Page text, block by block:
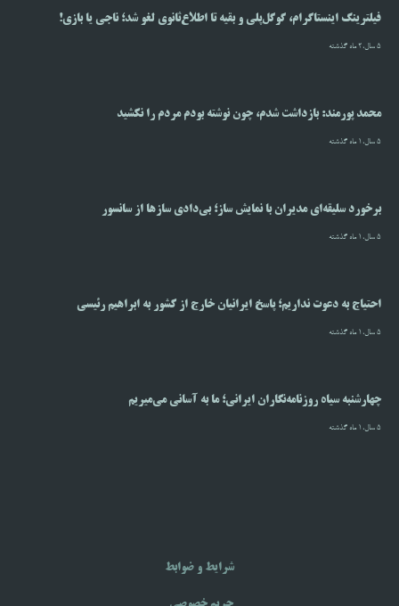
فیلترینگ اینستاگرام، گوگل‌پلی و بقیه تا اطلاع‌ثانوی لغو شد؛ ناجی یا بازی!
5 سال،2 ماه گذشته
محمد پورمند: بازداشت شدم، چون نوشته بودم مردم را نکشید
5 سال،1 ماه گذشته
برخورد سلیقه‌ای مدیران با نمایش ساز؛ بی‌دادی سازها از سانسور
5 سال،1 ماه گذشته
احتیاج به دعوت نداریم؛ پاسخ ایرانیان خارج از کشور به ابراهیم رئیسی
5 سال،1 ماه گذشته
چهارشنبه سیاه روزنامه‌نگاران ایرانی؛ ما به آسانی می‌میریم
5 سال،1 ماه گذشته
شرایط و ضوابط